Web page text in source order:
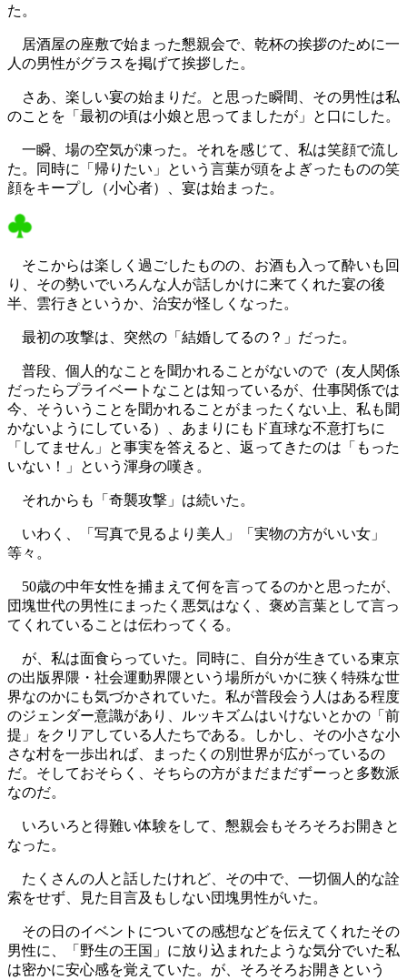
た。
居酒屋の座敷で始まった懇親会で、乾杯の挨拶のために一
人の男性がグラスを掲げて挨拶した。
さあ、楽しい宴の始まりだ。と思った瞬間、その男性は私
のことを「最初の頃は小娘と思ってましたが」と口にした。
一瞬、場の空気が凍った。それを感じて、私は笑顔で流し
た。同時に「帰りたい」という言葉が頭をよぎったものの笑
顔をキープし（小心者）、宴は始まった。
そこからは楽しく過ごしたものの、お酒も入って酔いも回
り、その勢いでいろんな人が話しかけに来てくれた宴の後
半、雲行きというか、治安が怪しくなった。
最初の攻撃は、突然の「結婚してるの？」だった。
普段、個人的なことを聞かれることがないので（友人関係
だったらプライベートなことは知っているが、仕事関係では
今、そういうことを聞かれることがまったくない上、私も聞
かないようにしている）、あまりにもド直球な不意打ちに
「してません」と事実を答えると、返ってきたのは「もった
いない！」という渾身の嘆き。
それからも「奇襲攻撃」は続いた。
いわく、「写真で見るより美人」「実物の方がいい女」
等々。
50歳の中年女性を捕まえて何を言ってるのかと思ったが、
団塊世代の男性にまったく悪気はなく、褒め言葉として言っ
てくれていることは伝わってくる。
が、私は面食らっていた。同時に、自分が生きている東京
の出版界隈・社会運動界隈という場所がいかに狭く特殊な世
界なのかにも気づかされていた。私が普段会う人はある程度
のジェンダー意識があり、ルッキズムはいけないとかの「前
提」をクリアしている人たちである。しかし、その小さな小
さな村を一歩出れば、まったくの別世界が広がっているの
だ。そしておそらく、そちらの方がまだまだずーっと多数派
なのだ。
いろいろと得難い体験をして、懇親会もそろそろお開きと
なった。
たくさんの人と話したけれど、その中で、一切個人的な詮
索をせず、見た目言及もしない団塊男性がいた。
その日のイベントについての感想などを伝えてくれたその
男性に、「野生の王国」に放り込まれたような気分でいた私
は密かに安心感を覚えていた。が、そろそろお開きという